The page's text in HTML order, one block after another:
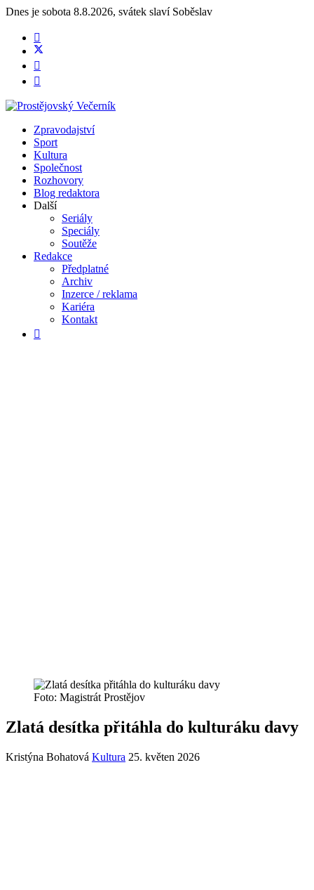
Dnes je sobota 8.8.2026, svátek slaví Soběslav
Zpravodajství
Sport
Kultura
Společnost
Rozhovory
Blog redaktora
Další
Seriály
Speciály
Soutěže
Redakce
Předplatné
Archiv
Inzerce / reklama
Kariéra
Kontakt
Foto: Magistrát Prostějov
Zlatá desítka přitáhla do kulturáku davy
Kristýna Bohatová Kultura 25. květen 2026